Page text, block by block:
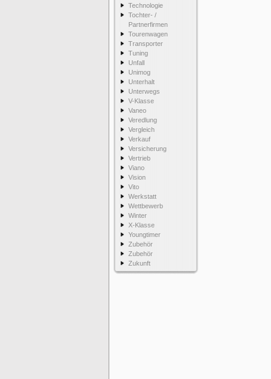
Technologie
Tochter- /
Partnerfirmen
Tourenwagen
Transporter
Tuning
Unfall
Unimog
Unterhalt
Unterwegs
V-Klasse
Vaneo
Veredlung
Vergleich
Verkauf
Versicherung
Vertrieb
Viano
Vision
Vito
Werkstatt
Wettbewerb
Winter
X-Klasse
Youngtimer
Zubehör
Zubehör
Zukunft